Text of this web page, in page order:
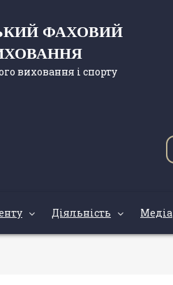
ФАХОВИЙ
виховання і спорту
Діяльність Медіа